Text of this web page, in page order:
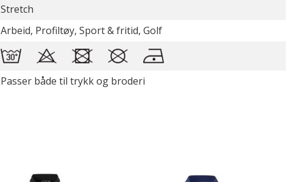
Stretch
Arbeid, Profiltøy, Sport & fritid, Golf
Passer både til trykk og broderi